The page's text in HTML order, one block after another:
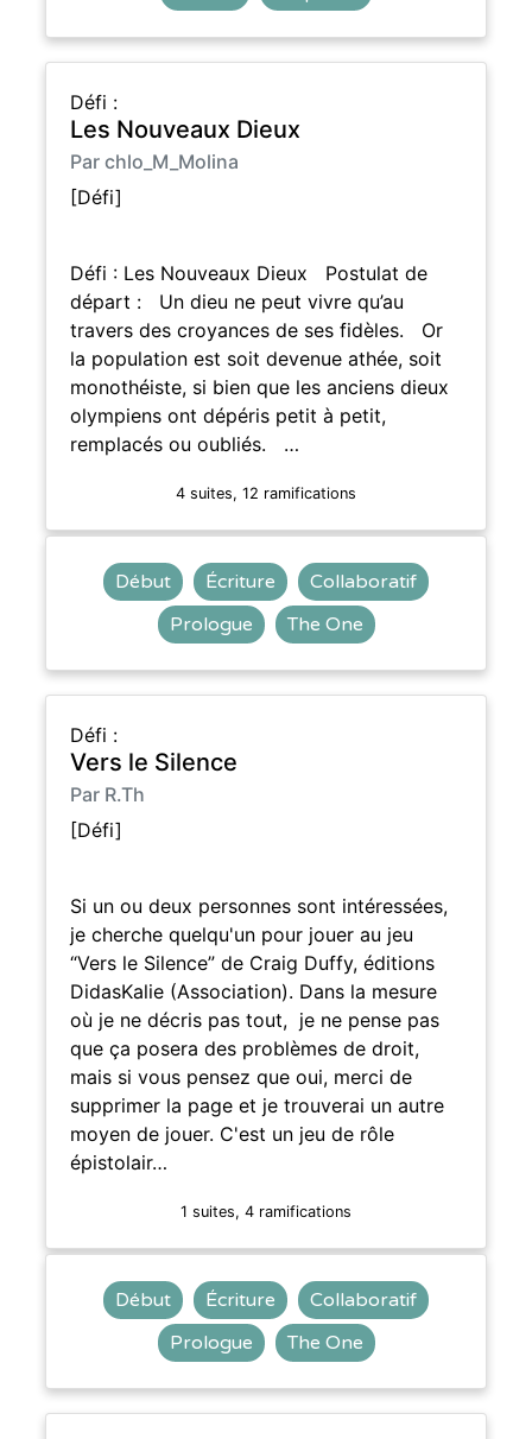
Défi :
Les Nouveaux Dieux
Par chlo_M_Molina
[Défi]
Défi : Les Nouveaux Dieux Postulat de
départ : Un dieu ne peut vivre qu’au
travers des croyances de ses fidèles. Or
la population est soit devenue athée, soit
monothéiste, si bien que les anciens dieux
olympiens ont dépéris petit à petit,
remplacés ou oubliés. …
4 suites, 12 ramifications
Début Écriture
Collaboratif
Prologue
The One
Défi :
Vers le Silence
Par R.Th
[Défi]
Si un ou deux personnes sont intéressées,
je cherche quelqu'un pour jouer au jeu
“Vers le Silence” de Craig Duffy, éditions
DidasKalie (Association). Dans la mesure
où je ne décris pas tout, je ne pense pas
que ça posera des problèmes de droit,
mais si vous pensez que oui, merci de
supprimer la page et je trouverai un autre
moyen de jouer. C'est un jeu de rôle
épistolair…
1 suites, 4 ramifications
Début Écriture
Collaboratif
Prologue
The One